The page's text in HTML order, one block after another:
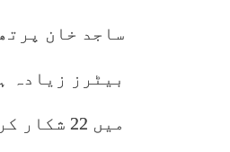
ساجد خان
بیٹرز زیادہ
میں 22